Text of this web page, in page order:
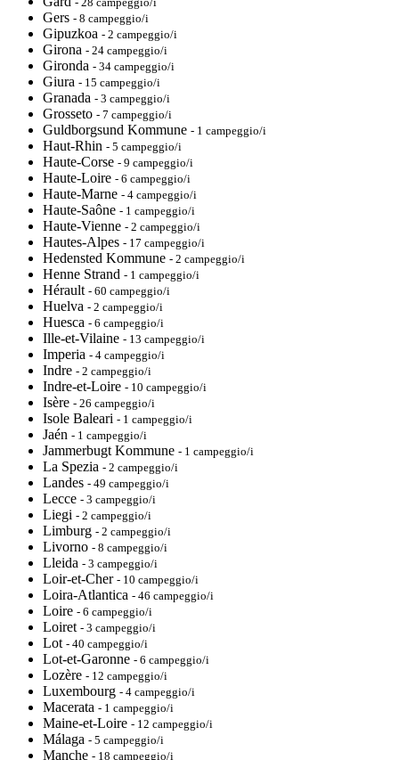
Gers - 8 campeggio/i
Gipuzkoa - 2 campeggio/i
Girona - 24 campeggio/i
Gironda - 34 campeggio/i
Giura - 15 campeggio/i
Granada - 3 campeggio/i
Grosseto - 7 campeggio/i
Guldborgsund Kommune - 1 campeggio/i
Haut-Rhin - 5 campeggio/i
Haute-Corse - 9 campeggio/i
Haute-Loire - 6 campeggio/i
Haute-Marne - 4 campeggio/i
Haute-Saône - 1 campeggio/i
Haute-Vienne - 2 campeggio/i
Hautes-Alpes - 17 campeggio/i
Hedensted Kommune - 2 campeggio/i
Henne Strand - 1 campeggio/i
Hérault - 60 campeggio/i
Huelva - 2 campeggio/i
Huesca - 6 campeggio/i
Ille-et-Vilaine - 13 campeggio/i
Imperia - 4 campeggio/i
Indre - 2 campeggio/i
Indre-et-Loire - 10 campeggio/i
Isère - 26 campeggio/i
Isole Baleari - 1 campeggio/i
Jaén - 1 campeggio/i
Jammerbugt Kommune - 1 campeggio/i
La Spezia - 2 campeggio/i
Landes - 49 campeggio/i
Lecce - 3 campeggio/i
Liegi - 2 campeggio/i
Limburg - 2 campeggio/i
Livorno - 8 campeggio/i
Lleida - 3 campeggio/i
Loir-et-Cher - 10 campeggio/i
Loira-Atlantica - 46 campeggio/i
Loire - 6 campeggio/i
Loiret - 3 campeggio/i
Lot - 40 campeggio/i
Lot-et-Garonne - 6 campeggio/i
Lozère - 12 campeggio/i
Luxembourg - 4 campeggio/i
Macerata - 1 campeggio/i
Maine-et-Loire - 12 campeggio/i
Málaga - 5 campeggio/i
Manche - 18 campeggio/i